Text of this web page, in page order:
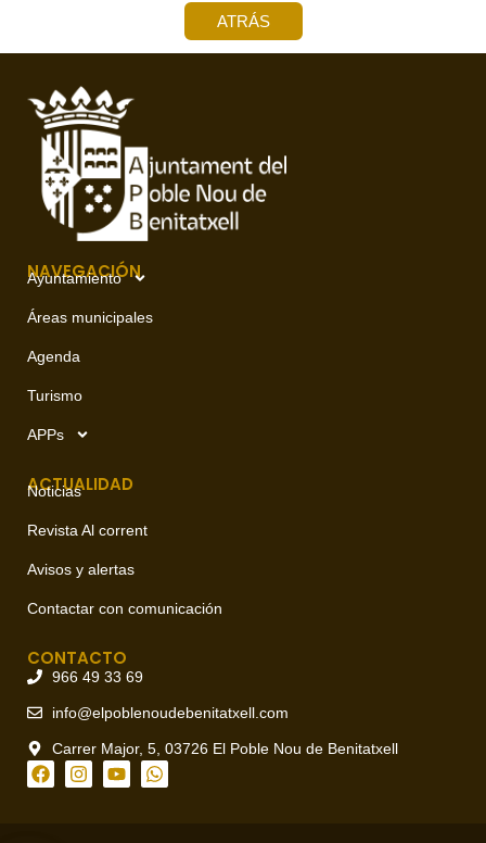
ATRÁS
NAVEGACIÓN
Ayuntamiento
Áreas municipales
Agenda
Turismo
APPs
ACTUALIDAD
Noticias
Revista Al corrent
Avisos y alertas
Contactar con comunicación
CONTACTO
966 49 33 69
info@elpoblenoudebenitatxell.com
Carrer Major, 5, 03726 El Poble Nou de Benitatxell